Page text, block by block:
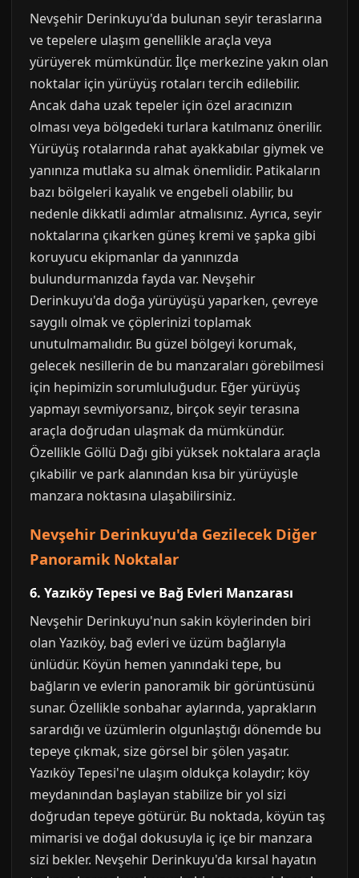
Nevşehir Derinkuyu'da bulunan seyir teraslarına
ve tepelere ulaşım genellikle araçla veya
yürüyerek mümkündür. İlçe merkezine yakın olan
noktalar için yürüyüş rotaları tercih edilebilir.
Ancak daha uzak tepeler için özel aracınızın
olması veya bölgedeki turlara katılmanız önerilir.
Yürüyüş rotalarında rahat ayakkabılar giymek ve
yanınıza mutlaka su almak önemlidir. Patikaların
bazı bölgeleri kayalık ve engebeli olabilir, bu
nedenle dikkatli adımlar atmalısınız. Ayrıca, seyir
noktalarına çıkarken güneş kremi ve şapka gibi
koruyucu ekipmanlar da yanınızda
bulundurmanızda fayda var. Nevşehir
Derinkuyu'da doğa yürüyüşü yaparken, çevreye
saygılı olmak ve çöplerinizi toplamak
unutulmamalıdır. Bu güzel bölgeyi korumak,
gelecek nesillerin de bu manzaraları görebilmesi
için hepimizin sorumluluğudur. Eğer yürüyüş
yapmayı sevmiyorsanız, birçok seyir terasına
araçla doğrudan ulaşmak da mümkündür.
Özellikle Göllü Dağı gibi yüksek noktalara araçla
çıkabilir ve park alanından kısa bir yürüyüşle
manzara noktasına ulaşabilirsiniz.
Nevşehir Derinkuyu'da Gezilecek Diğer
Panoramik Noktalar
6. Yazıköy Tepesi ve Bağ Evleri Manzarası
Nevşehir Derinkuyu'nun sakin köylerinden biri
olan Yazıköy, bağ evleri ve üzüm bağlarıyla
ünlüdür. Köyün hemen yanındaki tepe, bu
bağların ve evlerin panoramik bir görüntüsünü
sunar. Özellikle sonbahar aylarında, yaprakların
sarardığı ve üzümlerin olgunlaştığı dönemde bu
tepeye çıkmak, size görsel bir şölen yaşatır.
Yazıköy Tepesi'ne ulaşım oldukça kolaydır; köy
meydanından başlayan stabilize bir yol sizi
doğrudan tepeye götürür. Bu noktada, köyün taş
mimarisi ve doğal dokusuyla iç içe bir manzara
sizi bekler. Nevşehir Derinkuyu'da kırsal hayatın